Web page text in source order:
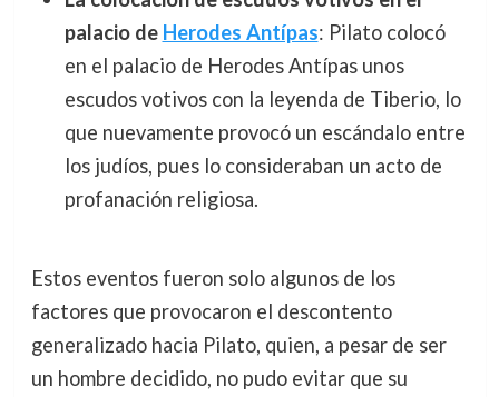
palacio de Herodes Antípas: Pilato colocó
en el palacio de Herodes Antípas unos
escudos votivos con la leyenda de Tiberio, lo
que nuevamente provocó un escándalo entre
los judíos, pues lo consideraban un acto de
profanación religiosa.
Estos eventos fueron solo algunos de los
factores que provocaron el descontento
generalizado hacia Pilato, quien, a pesar de ser
un hombre decidido, no pudo evitar que su